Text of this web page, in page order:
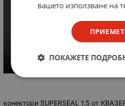
конектори SUPERSEAL 1.5 от
вашето използване на
ПОКАЖЕТЕ